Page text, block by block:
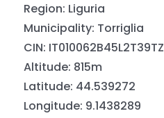
Region: Liguria
Municipality: Torriglia
CIN: IT010062B45L2T39TZ
Altitude: 815m
Latitude: 44.539272
Longitude: 9.1438289